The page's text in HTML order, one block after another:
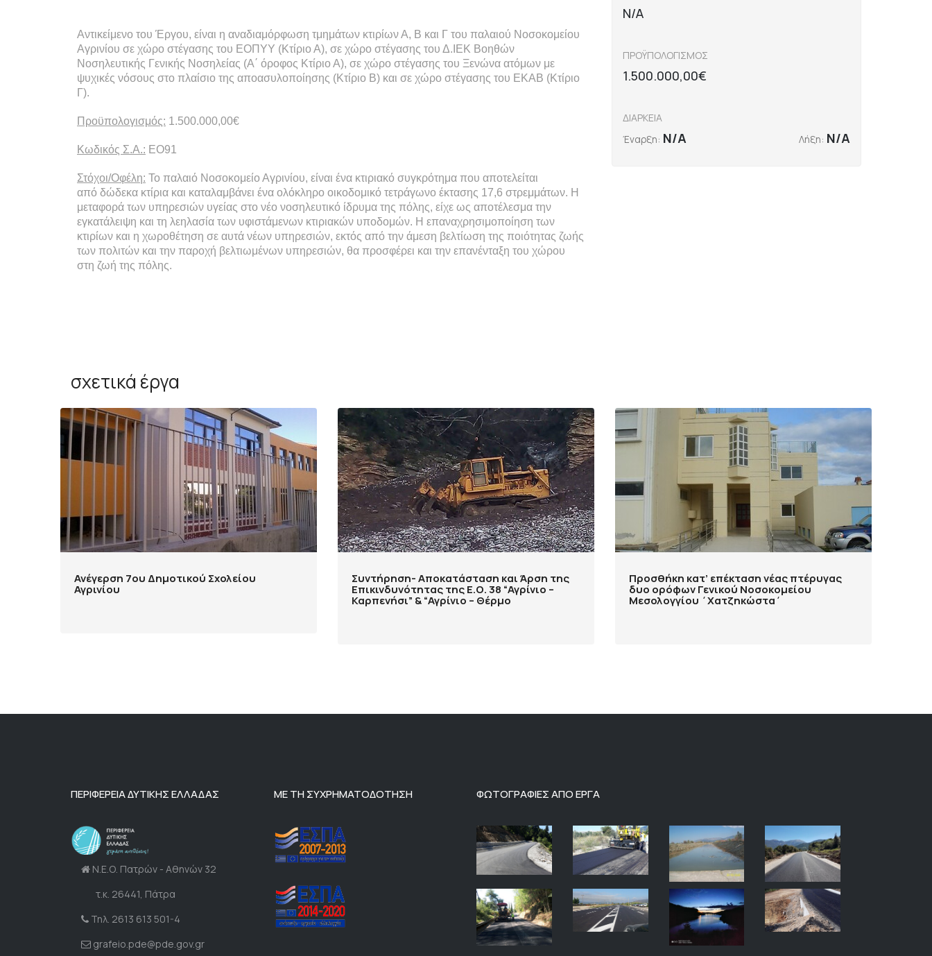
N/A
ΠΡΟΫΠΟΛΟΓΙΣΜΟΣ
1.500.000,00€
ΔΙΑΡΚΕΙΑ
Έναρξη: N/A Λήξη: N/A
Αντικείμενο του Έργου, είναι η αναδιαμόρφωση τμημάτων κτιρίων Α, Β και Γ του παλαιού Νοσοκομείου
Αγρινίου σε χώρο στέγασης του ΕΟΠΥΥ (Κτίριο Α), σε χώρο στέγασης του Δ.ΙΕΚ Βοηθών
Νοσηλευτικής Γενικής Νοσηλείας (Α΄ όροφος Κτίριο Α), σε χώρο στέγασης του Ξενώνα ατόμων με
ψυχικές νόσους στο πλαίσιο της αποασυλοποίησης (Κτίριο Β) και σε χώρο στέγασης του ΕΚΑΒ (Κτίριο
Γ).
Προϋπολογισμός: 1.500.000,00€
Κωδικός Σ.Α.: ΕΟ91
Στόχοι/Οφέλη: Το παλαιό Νοσοκομείο Αγρινίου, είναι ένα κτιριακό συγκρότημα που αποτελείται
από δώδεκα κτίρια και καταλαμβάνει ένα ολόκληρο οικοδομικό τετράγωνο έκτασης 17,6 στρεμμάτων. Η
μεταφορά των υπηρεσιών υγείας στο νέο νοσηλευτικό ίδρυμα της πόλης, είχε ως αποτέλεσμα την
εγκατάλειψη και τη λεηλασία των υφιστάμενων κτιριακών υποδομών. Η επαναχρησιμοποίηση των
κτιρίων και η χωροθέτηση σε αυτά νέων υπηρεσιών, εκτός από την άμεση βελτίωση της ποιότητας ζωής
των πολιτών και την παροχή βελτιωμένων υπηρεσιών, θα προσφέρει και την επανένταξη του χώρου
στη ζωή της πόλης.
σχετικά έργα
Ανέγερση 7ου Δημοτικού Σχολείου
Αγρινίου
Συντήρηση- Αποκατάσταση και Άρση της
Επικινδυνότητας της Ε.Ο. 38 “Αγρίνιο –
Καρπενήσι” & “Αγρίνιο – Θέρμο
Προσθήκη κατ’ επέκταση νέας πτέρυγας
δυο ορόφων Γενικού Νοσοκομείου
Μεσολογγίου ΄Χατζηκώστα΄
ΠΕΡΙΦΕΡΕΙΑ ΔΥΤΙΚΗΣ ΕΛΛΑΔΑΣ
Ν.Ε.Ο. Πατρών - Αθηνών 32
τ.κ. 26441, Πάτρα
Τηλ. 2613 613 501-4
grafeio.pde@pde.gov.gr
ΜΕ ΤΗ ΣΥΧΡΗΜΑΤΟΔΟΤΗΣΗ ΦΩΤΟΓΡΑΦΙΕΣ ΑΠΟ ΕΡΓΑ